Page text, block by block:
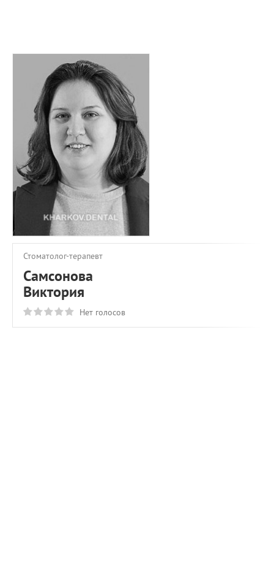
О ПРОЕКТЕ
ОБРАТНАЯ СВЯЗЬ
Стоматолог-терапевт
Самсонова
Виктория
Нет голосов